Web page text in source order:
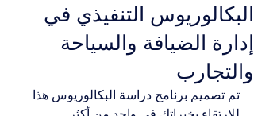
البكالوريوس التنفيذي في
إدارة الضيافة والسياحة
والتجارب
تم تصميم برنامج دراسة البكالوريوس هذا